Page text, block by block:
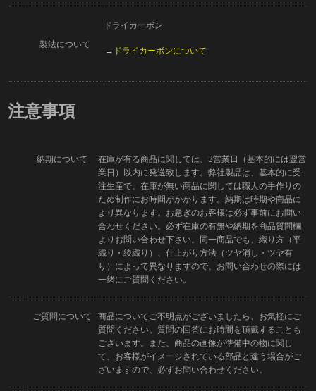
製法について
ドライカーボン
→ドライカーボンについて
注意事項
納期について
在庫が有る商品に関しては、3営業日（基本的には翌営
業日）以内に発送致します。弊社製品は、基本的に受
注生産で、在庫が無い商品に関しては職人の手作りの
ため制作にお時間がかかります。納期は時期や商品に
より異なります。お急ぎのお客様は必ず事前にお問い
合わせください。必ず在庫の有無や納期を商品質問欄
よりお問い合わせ下さい。同一商品でも、織り方（平
織り・綾織り）、仕上がり方法（ツヤ消し・ツヤ有
り）によって異なりますので、お問い合わせの際には
一緒にご質問ください。
ご質問について
商品についてご不明点がございましたら、お気軽にご
質問ください。質問の回答にお時間を頂戴することも
ございます。また、商品の画像が準備中の物に関し
て、お客様がイメージされている部品と違う場合がご
ざいますので、必ずお問い合わせください。